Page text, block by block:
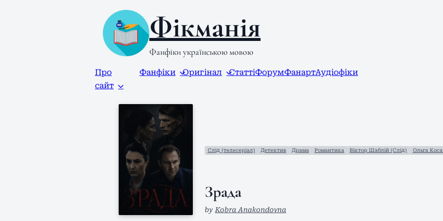
Фікманія
Фанфіки українською мовою
Про
сайт
Фанфіки Оригінал СтаттіФорумФанартАудіофіки
Слід (телесеріал) Детектив Драма Романтика Віктор Шаблій (Слід) Ольга
Зрада
by Kobra Anakondovna